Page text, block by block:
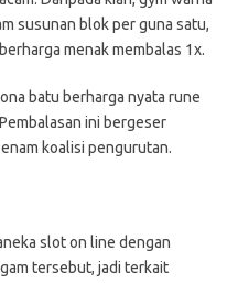
susunan blok per guna satu,
menak membalas 1x.
batu berharga nyata rune
ini bergeser
koalisi pengurutan.
slot on line dengan
tersebut, jadi terkait